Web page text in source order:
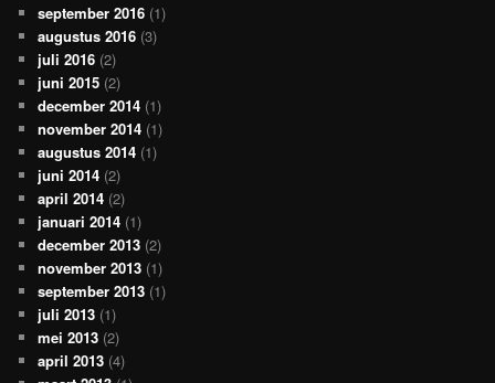
september 2016 (1)
augustus 2016 (3)
juli 2016 (2)
juni 2015 (2)
december 2014 (1)
november 2014 (1)
augustus 2014 (1)
juni 2014 (2)
april 2014 (2)
januari 2014 (1)
december 2013 (2)
november 2013 (1)
september 2013 (1)
juli 2013 (1)
mei 2013 (2)
april 2013 (4)